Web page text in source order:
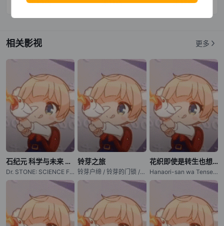
第10话 第11话 第12话
相关影视 更多
石纪元 科学与未来 第3部分
Dr. STONE: SCIENCE FUTURE Part 3 / 新石纪 科学与未来 第3部分 / 石纪元 第四季 第3部分 / 新石纪 第四季 第3部分 / Dr. Stone: Science Future 3
铃芽之旅
铃芽户缔 / 铃芽的门锁 / Suzume no Tojimari
花织即使是转生也想打架
Hanaori-san wa Tensei shitemo Kenka ga Shitai / Hanaori-san Still Wants to Fight in the Next Life / 花织同学转生后还是想干架